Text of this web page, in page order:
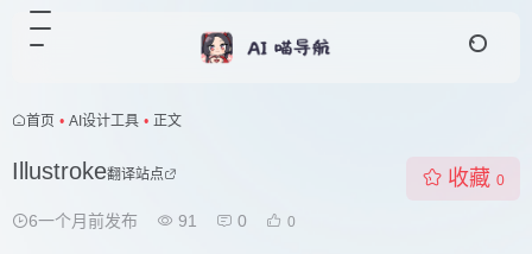
首页 • AI设计工具 • 正文
Illustroke翻译站点
6一个月前发布 91 0 0
收藏 0